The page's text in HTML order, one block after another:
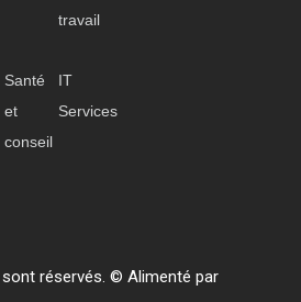
travail
Santé
et
conseil
IT
Services
réservés. © Alimenté par